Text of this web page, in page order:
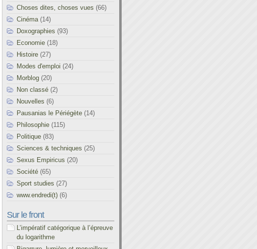
Choses dites, choses vues (66)
Cinéma (14)
Doxographies (93)
Economie (18)
Histoire (27)
Modes d'emploi (24)
Morblog (20)
Non classé (2)
Nouvelles (6)
Pausanias le Périégète (14)
Philosophie (115)
Politique (83)
Sciences & techniques (25)
Sexus Empiricus (20)
Société (65)
Sport studies (27)
www.endredi(t) (6)
Sur le front
L’impératif catégorique à l’épreuve
du logarithme